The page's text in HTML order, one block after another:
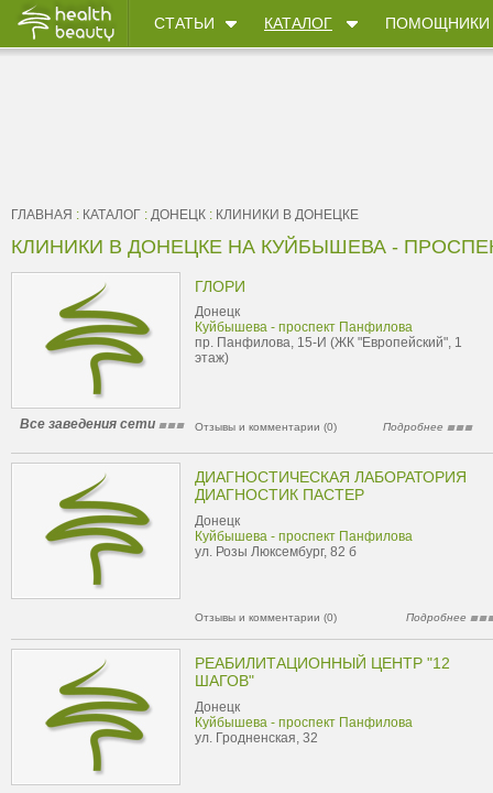
СТАТЬИ КАТАЛОГ ПОМОЩНИКИ
ГЛАВНАЯ : КАТАЛОГ : ДОНЕЦК : КЛИНИКИ В ДОНЕЦКЕ
КЛИНИКИ В ДОНЕЦКЕ НА КУЙБЫШЕВА -
ГЛОРИ
Донецк
Куйбышева - проспект Панфилова
пр. Панфилова, 15-И (ЖК "Европейский", 1
этаж)
Все заведения сети Отзывы и комментарии (0) Подробнее
ДИАГНОСТИЧЕСКАЯ ЛАБОРАТОРИЯ
ДИАГНОСТИК ПАСТЕР
Донецк
Куйбышева - проспект Панфилова
ул. Розы Люксембург, 82 б
Отзывы и комментарии (0) Подробнее
РЕАБИЛИТАЦИОННЫЙ ЦЕНТР "12
ШАГОВ"
Донецк
Куйбышева - проспект Панфилова
ул. Гродненская, 32